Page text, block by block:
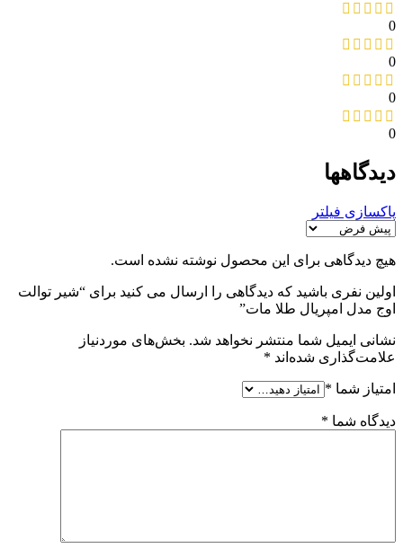
0
0
0
0
دیدگاهها
پاکسازی فیلتر
هیچ دیدگاهی برای این محصول نوشته نشده است.
اولین نفری باشید که دیدگاهی را ارسال می کنید برای “شیر توالت
اوج مدل امپریال طلا مات”
نشانی ایمیل شما منتشر نخواهد شد. بخش‌های موردنیاز
علامت‌گذاری شده‌اند *
امتیاز شما *
دیدگاه شما *